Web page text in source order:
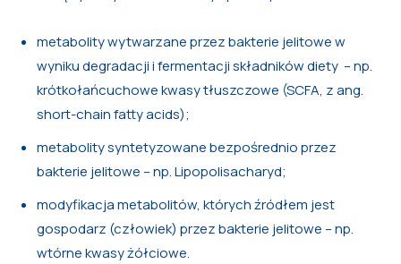
metabolity wytwarzane przez bakterie jelitowe w
wyniku degradacji i fermentacji składników diety – np.
krótkołańcuchowe kwasy tłuszczowe (SCFA, z ang.
short-chain fatty acids);
metabolity syntetyzowane bezpośrednio przez
bakterie jelitowe – np. Lipopolisacharyd;
modyfikacja metabolitów, których źródłem jest
gospodarz (człowiek) przez bakterie jelitowe – np.
wtórne kwasy żółciowe.